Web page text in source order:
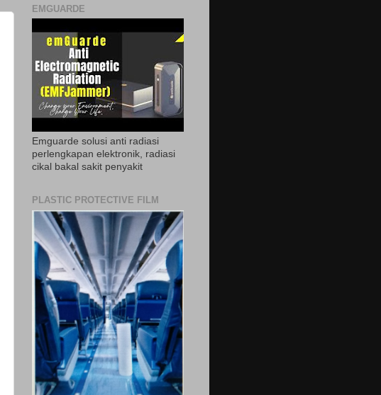
EMGUARDE
Emguarde solusi anti radiasi
perlengkapan elektronik, radiasi
cikal bakal sakit penyakit
PLASTIC PROTECTIVE FILM